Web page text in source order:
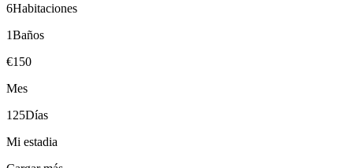
6Habitaciones
1Baños
€150
Mes
125Días
Mi estadia